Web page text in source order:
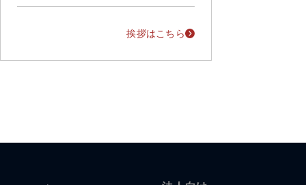
挨拶はこちら